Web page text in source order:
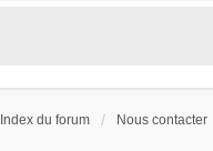
Index du forum Nous contacter